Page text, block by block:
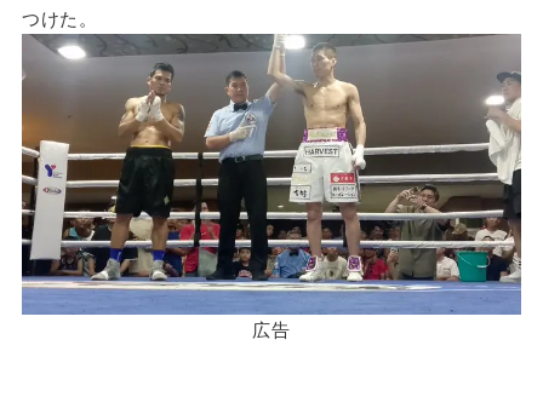
つけた。
広告